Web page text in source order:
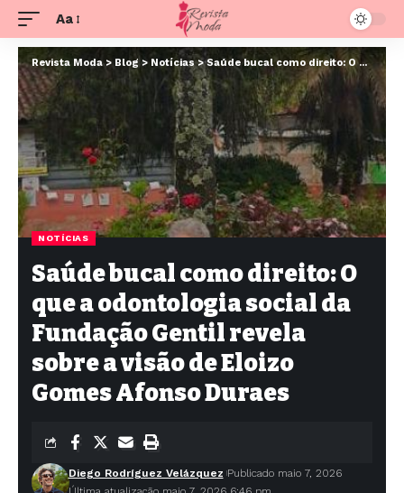
Aa
Revista Moda>Blog > Notícias>Saúde bucal como direito: O que a odontologia social da Fundação Gentil revela sobre a visão de Eloizo Gomes Afonso Duraes
NOTÍCIAS
Saúde bucal como direito: O
que a odontologia social da
Fundação Gentil revela
sobre a visão de Eloizo
Gomes Afonso Duraes
Diego Rodríguez Velázquez Publicado maio 7, 2026